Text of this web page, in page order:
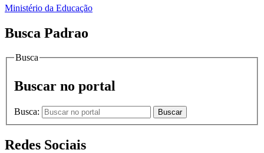
Ministério da Educação
Busca Padrao
Busca
Buscar no portal
Busca: Buscar
Redes Sociais